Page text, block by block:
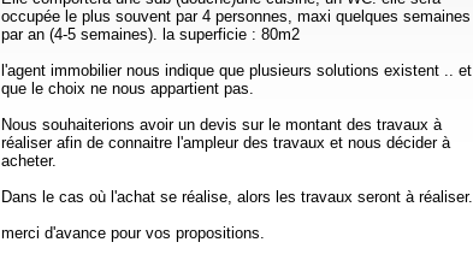
occupée le plus souvent par 4 personnes, maxi quelques semaines
par an (4-5 semaines). la superficie : 80m2
l'agent immobilier nous indique que plusieurs solutions existent .. et
que le choix ne nous appartient pas.
Nous souhaiterions avoir un devis sur le montant des travaux à
réaliser afin de connaitre l'ampleur des travaux et nous décider à
acheter.
Dans le cas où l'achat se réalise, alors les travaux seront à réaliser.
merci d'avance pour vos propositions.